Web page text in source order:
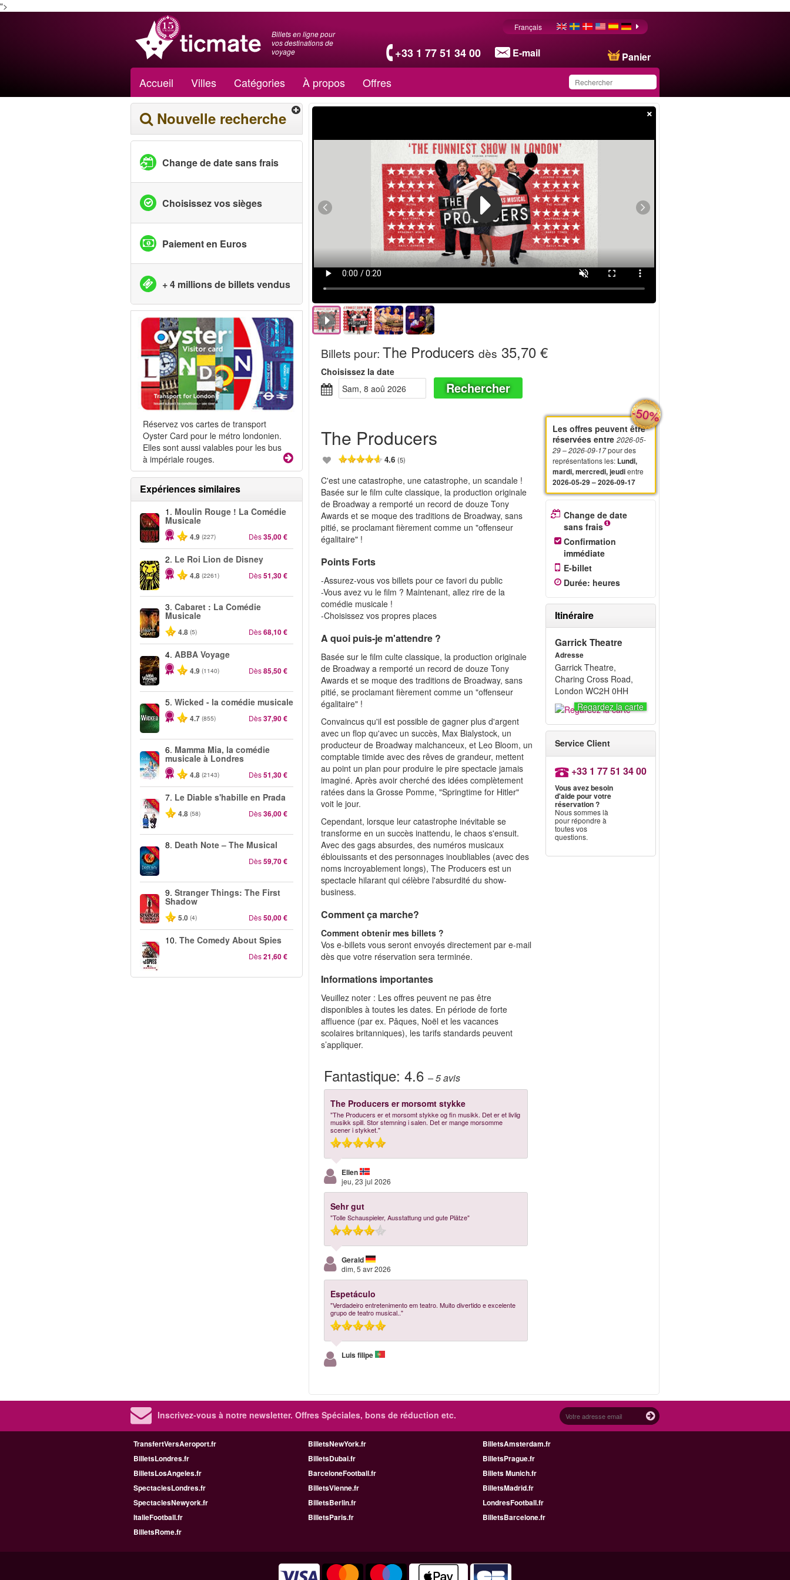
">
Billets en ligne pour
vos destinations de
voyage
+33 1 77 51 34 00 E-mail Panier
Français
Accueil Villes Catégories À propos Offres
liste.
Nouvelle recherche
Change de date sans frais
Choisissez vos sièges
Paiement en Euros
+ 4 millions de billets vendus
Réservez vos cartes de transport
Oyster Card pour le métro londonien.
Elles sont aussi valables pour les bus
à impériale rouges.
Expériences similaires
-50%
1. Moulin Rouge ! La Comédie
Musicale
4.9 (227) Dès35,00 €
2. Le Roi Lion de Disney
4.8 (2261) Dès51,30 €
3. Cabaret : La Comédie
Musicale
4.8 (5) Dès68,10 €
4. ABBA Voyage
4.9 (1140) Dès85,50 €
-50%
5. Wicked - la comédie musicale
4.7 (855) Dès37,90 €
-40%
6. Mamma Mia, la comédie
musicale à Londres
4.8 (2143) Dès51,30 €
-50%
7. Le Diable s'habille en Prada
4.8 (58) Dès36,00 €
-40%
8. Death Note – The Musical
Dès59,70 €
-40%
9. Stranger Things: The First
Shadow
5.0 (4) Dès50,00 €
-40%
10. The Comedy About Spies
Dès21,60 €
×
Billets pour:The Producers dès 35,70 €
Choisissez la date
sam, 8 aoû 2026
Rechercher
The Producers
4.6(5)
C'est une catastrophe, une catastrophe, un scandale !
Basée sur le film culte classique, la production originale
de Broadway a remporté un record de douze Tony
Awards et se moque des traditions de Broadway, sans
pitié, se proclamant fièrement comme un "offenseur
égalitaire" !
Points Forts
-Assurez-vous vos billets pour ce favori du public
-Vous avez vu le film ? Maintenant, allez rire de la
comédie musicale !
-Choisissez vos propres places
A quoi puis-je m'attendre ?
Basée sur le film culte classique, la production originale
de Broadway a remporté un record de douze Tony
Awards et se moque des traditions de Broadway, sans
pitié, se proclamant fièrement comme un "offenseur
égalitaire" !
Convaincus qu'il est possible de gagner plus d'argent
avec un flop qu'avec un succès, Max Bialystock, un
producteur de Broadway malchanceux, et Leo Bloom, un
comptable timide avec des rêves de grandeur, mettent
au point un plan pour produire le pire spectacle jamais
imaginé. Après avoir cherché des idées complètement
ratées dans la Grosse Pomme, "Springtime for Hitler"
voit le jour.
Cependant, lorsque leur catastrophe inévitable se
transforme en un succès inattendu, le chaos s'ensuit.
Avec des gags absurdes, des numéros musicaux
éblouissants et des personnages inoubliables (avec des
noms incroyablement longs), The Producers est un
spectacle hilarant qui célèbre l'absurdité du show-
business.
Comment ça marche?
Comment obtenir mes billets ?
Vos e-billets vous seront envoyés directement par e-mail
dès que votre réservation sera terminée.
Informations importantes
Veuillez noter : Les offres peuvent ne pas être
disponibles à toutes les dates. En période de forte
affluence (par ex. Pâques, Noël et les vacances
scolaires britanniques), les tarifs standards peuvent
s’appliquer.
Fantastique:4.6– 5avis
The Producers er morsomt stykke
"The Producers er et morsomt stykke og fin musikk. Det er et livlig
musikk spill. Stor stemning i salen. Det er mange morsomme
scener i stykket."
Ellen
jeu, 23 jul 2026
Sehr gut
"Tolle Schauspieler, Ausstattung und gute Plätze"
Gerald
dim, 5 avr 2026
Espetáculo
"Verdadeiro entretenimento em teatro. Muito divertido e excelente
grupo de teatro musical.."
Luis filipe
-50%
Les offres peuvent être
réservées entre 2026-05-
29– 2026-09-17pour des
représentations les: Lundi,
mardi, mercredi, jeudientre
2026-05-29 – 2026-09-17
Change de date
sans frais
Confirmation
immédiate
E-billet
Durée: heures
Itinéraire
Garrick Theatre
Adresse
Garrick Theatre,
Charing Cross Road,
London WC2H 0HH
Regardez la carte
Service Client
+33 1 77 51 34 00
Vous avez besoin
d'aide pour votre
réservation ?
Nous sommes là
pour répondre à
toutes vos
questions.
Inscrivez-vous à notre newsletter. Offres Spéciales, bons de réduction etc.
TransfertVersAeroport.fr BilletsNewYork.fr
BilletsAmsterdam.fr
BilletsLondres.fr
BilletsDubai.fr
BilletsPrague.fr
BilletsLosAngeles.fr
BarceloneFootball.fr
Billets Munich.fr
SpectaclesLondres.fr
BilletsVienne.fr
BilletsMadrid.fr
SpectaclesNewyork.fr
BilletsBerlin.fr
LondresFootball.fr
ItalieFootball.fr
BilletsParis.fr
BilletsBarcelone.fr
BilletsRome.fr